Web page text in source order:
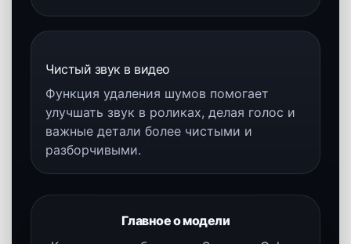
Galaxy S25 Ultra сочетает премиальный
внешний вид, прочную рамку, большой
экран и статусную флагманскую подачу,